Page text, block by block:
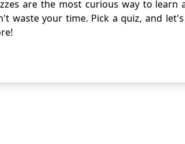
are the most curious way to learn
waste your time. Pick a quiz, and